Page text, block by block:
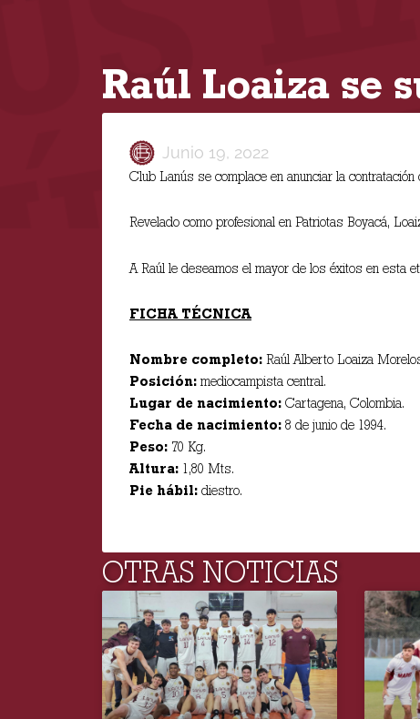
Raúl Loaiza se
Junio 19, 2022
Club Lanús se complace en anunciar la
Revelado como profesional en Patriotas Boyacá,
A Raúl le deseamos el mayor de los éxitos en esta
FICHA TÉCNICA
Nombre completo: Raúl Alberto Loaiza
Posición: mediocampista central.
Lugar de nacimiento: Cartagena, Colombia.
Fecha de nacimiento: 8 de junio de 1994.
Peso: 70 Kg.
Altura: 1,80 Mts.
Pie hábil: diestro.
OTRAS NOTICIAS